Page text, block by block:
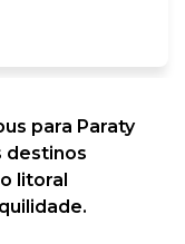
para Paraty
destinos
litoral